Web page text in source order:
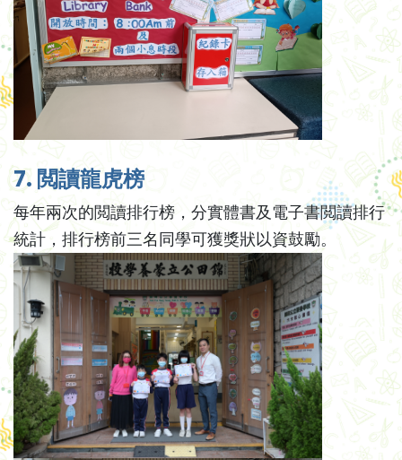
7. 閲讀龍虎榜
每年兩次的閲讀排行榜，分實體書及電子書閲讀排行
統計，排行榜前三名同學可獲獎狀以資鼓勵。